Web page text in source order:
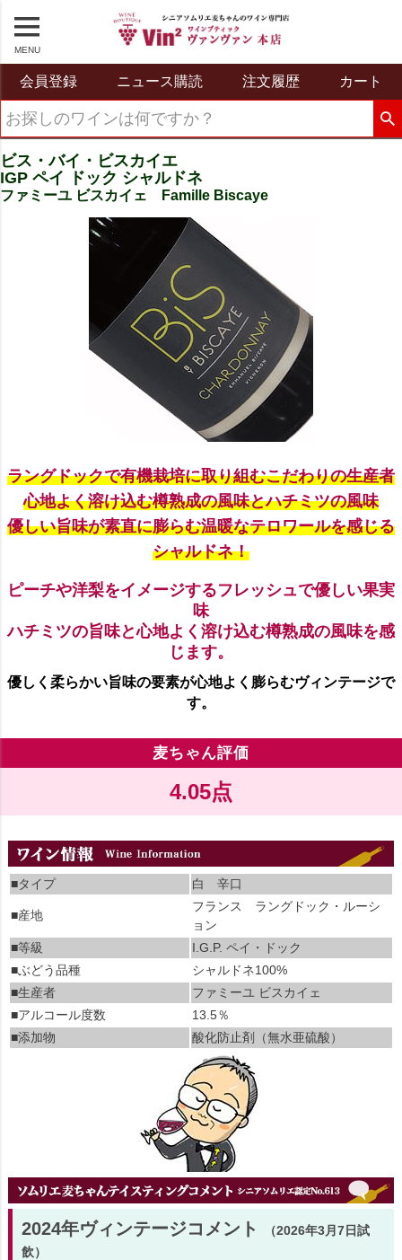
MENU
会員登録 ニュース購読 注文履歴 カート
ビス・バイ・ビスカイエ
IGP ペイ ドック シャルドネ
ファミーユ ビスカイェ Famille Biscaye
ラングドックで有機栽培に取り組むこだわりの生産者
心地よく溶け込む樽熟成の風味とハチミツの風味
優しい旨味が素直に膨らむ温暖なテロワールを感じる
シャルドネ！
ピーチや洋梨をイメージするフレッシュで優しい果実
味
ハチミツの旨味と心地よく溶け込む樽熟成の風味を感
じます。
優しく柔らかい旨味の要素が心地よく膨らむヴィンテージで
す。
麦ちゃん評価
4.05点
■タイプ 白 辛口
■産地
フランス ラングドック・ルーシ
ョン
■等級
I.G.P. ペイ・ドック
■ぶどう品種
シャルドネ100%
■生産者
ファミーユ ビスカイェ
■アルコール度数
13.5％
■添加物
酸化防止剤（無水亜硫酸）
2024年ヴィンテージコメント
（2026年3月7日試
飲）